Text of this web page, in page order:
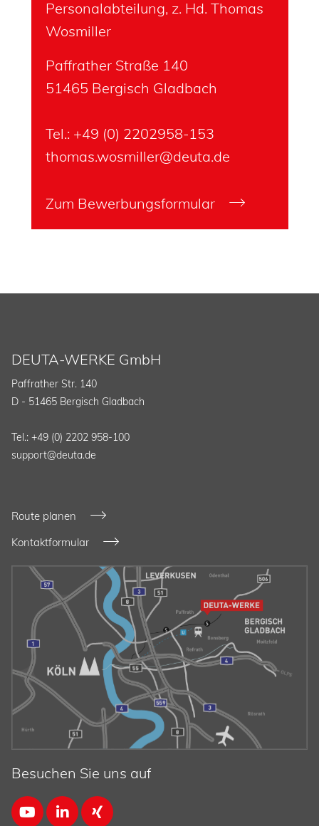
Personalabteilung, z. Hd. Thomas
Wosmiller
Paffrather Straße 140
51465 Bergisch Gladbach
Tel.: +49 (0) 2202958-153
thomas.wosmiller@deuta.de
Zum Bewerbungsformular
DEUTA-WERKE GmbH
Paffrather Str. 140
D - 51465 Bergisch Gladbach
Tel.: +49 (0) 2202 958-100
support@deuta.de
Route planen
Kontaktformular
Besuchen Sie uns auf
  